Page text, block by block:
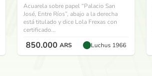
Acuarela sobre papel “Palacio San
José, Entre Ríos”, abajo a la derecha
está titulado y dice Lola Frexas con
certificado...
850.000 ARS Luchus 1966